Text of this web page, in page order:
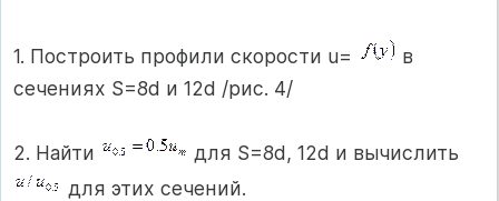
1. Построить профили скорости u=
в
сечениях S=8d и 12d /рис. 4/
2. Найти
для S=8d, 12d и вычислить
для этих сечений.